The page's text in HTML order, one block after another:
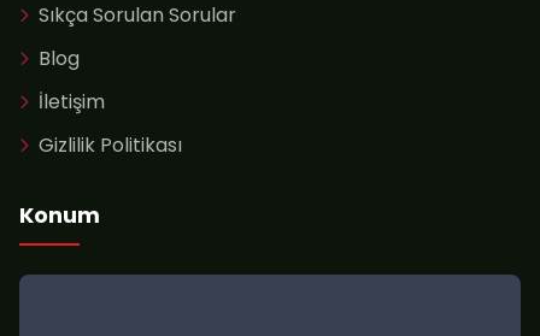
Sıkça Sorulan Sorular
Blog
İletişim
Gizlilik Politikası
Konum